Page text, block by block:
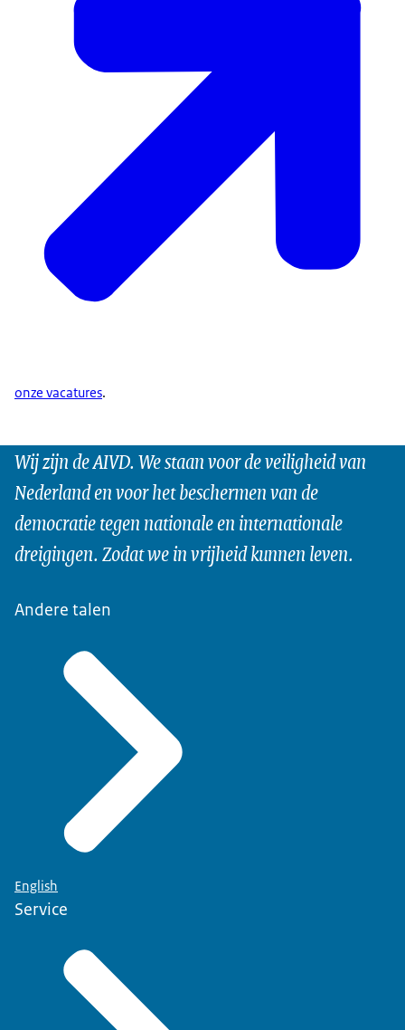
onze vacatures.
Wij zijn de AIVD. We staan voor de veiligheid van
Nederland en voor het beschermen van de
democratie tegen nationale en internationale
dreigingen. Zodat we in vrijheid kunnen leven.
Andere talen
English
Service